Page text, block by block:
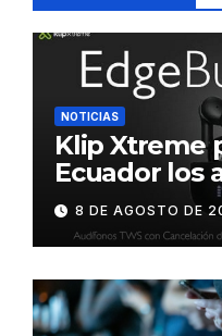
NOTICIAS
Klip Xtreme
Ecuador los
DynaBuds
inteligente
8 DE AGOSTO DE